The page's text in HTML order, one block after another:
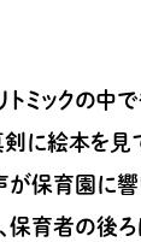
トミックの
に絵本を
が保育園に
保育者の後